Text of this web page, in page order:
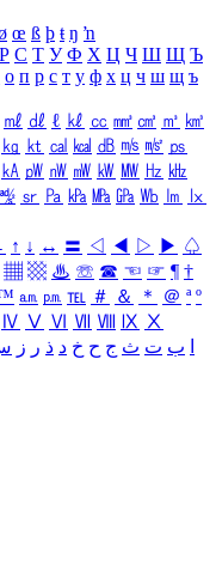
œ ß þ ŧ ŋ ŉ
Р С Т У Ф Х Ц Ч Ш Щ Ъ
о п р с т у ф х ц ч ш щ ъ
㎖ ㎗ ℓ ㎘ ㏄ ㎣ ㎤ ㎥ ㎦
㎏ ㏏ ㎈ ㎉ ㏈ ㎧ ㎨ ㎰
㎄ ㎺ ㎻ ㎽ ㎾ ㎿ ㎐ ㎑
㏛ ㎩ ㎪ ㎫ ㎬ ㏝ ㏐
㏓
↑ ↓ ↔ 〓 ◁ ◀ ▷ ▶ ♤
▦ ▩ ♨ ☏ ☎ ☜ ☞ ¶ †
㏂ ㏘ ℡ ＃ ＆ ＊ ＠ ª º
Ⅳ Ⅴ Ⅵ Ⅶ Ⅷ Ⅸ Ⅹ
ب ت ث ج ح خ د ذ ر ز